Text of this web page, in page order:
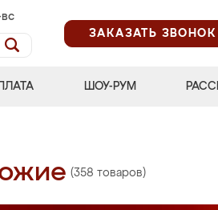
вс
ЗАКАЗАТЬ ЗВОНОК
ШОУ-РУМ
(358 товаров)